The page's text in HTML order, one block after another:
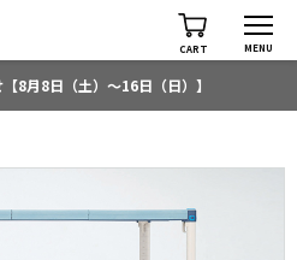
CART MENU
8月8日（土）～16日（日）】